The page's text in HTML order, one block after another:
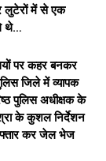
लुटेरों में से एक
थे…
पर कहर बनकर
जिले में व्यापक
पुलिस अधीक्षक के
के कुशल निर्देशन
कर जेल भेज